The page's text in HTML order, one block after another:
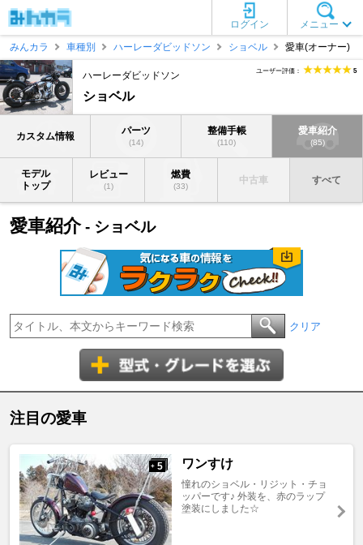
メニュー
ログイン
みんカラ
車種別 ハーレーダビッドソン ショベル 愛車(オーナー)
ハーレーダビッドソン
ショベル
ユーザー評価： 5
カスタム情報 パーツ
(14)
整備手帳
(110)
愛車紹介
(85)
モデル
トップ
レビュー
(1)
燃費
(33)
中古車 すべて
愛車紹介- ショベル
クリア
注目の愛車
+ 5 ワンすけ
憧れのショベル・リジット・チョ
ッパーです♪ 外装を、赤のラップ
塗装にしました☆